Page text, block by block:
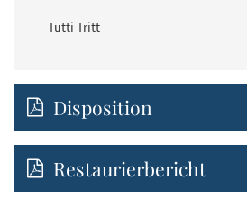
Tutti Tritt
Disposition
Restaurierbericht